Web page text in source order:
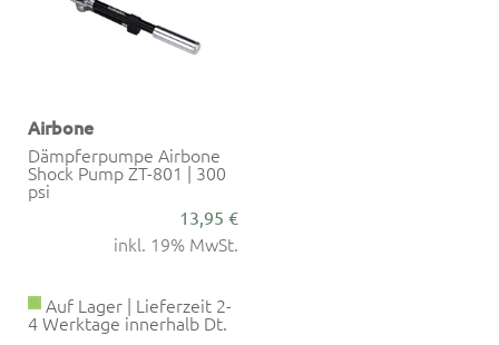
Airbone
Dämpferpumpe Airbone
Shock Pump ZT-801 | 300
psi
13,95 €
inkl. 19% MwSt.
Auf Lager | Lieferzeit 2-
4 Werktage innerhalb Dt.